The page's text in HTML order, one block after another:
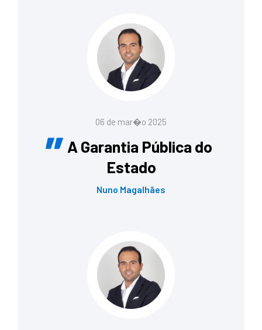
06 de mar�o 2025
A Garantia Pública do
Estado
Nuno Magalhães